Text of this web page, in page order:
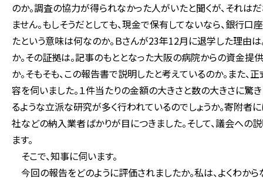
のか。調査の協力が得られなかった人がいたと聞くが、それは
ません。もしそうだとしても、現金で保有してないなら、銀
たという意味は何なのか。Ｂさんが23年12月に退学した理由
か。その証拠は。記事のもととなった大阪の病院からの資金
か。そもそも、この報告書で説明したと考えているのか。また
容を伺いました。１件当たりの金額の大きさと数の大きさに驚
るような立派な研究が多く行われているのでしょうか。寄附
社などの納入業者ばかりが目につきました。そして、議会へ
ます。
そこで、知事に伺います。
今回の報告をどのように評価されましたか。私は、よくわか